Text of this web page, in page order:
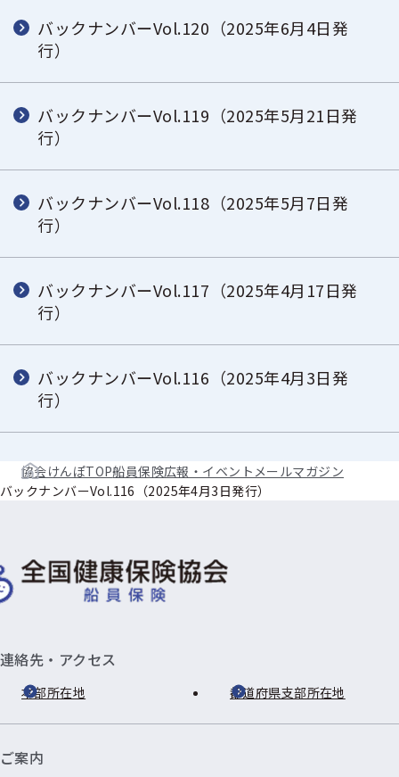
バックナンバーVol.120（2025年6月4日発
行）
バックナンバーVol.119（2025年5月21日発
行）
バックナンバーVol.118（2025年5月7日発
行）
バックナンバーVol.117（2025年4月17日発
行）
バックナンバーVol.116（2025年4月3日発
行）
協会けんぽTOP船員保険広報・イベント メールマガジン
バックナンバーVol.116（2025年4月3日発行）
連絡先・アクセス
本部所在地 都道府県支部所在地
ご案内